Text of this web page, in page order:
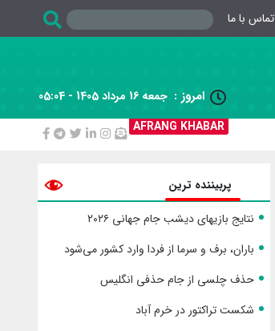
تماس با ما
 امروز : جمعه 16 مرداد 1405 - 05:04
AFRANG KHABAR
پربیننده ترین
نتایج بازیهای دیشب جام جهانی ۲۰۲۶
باران، برف و سرما از فردا وارد کشور می‌شود
حذف چلسی از جام حذفی انگلیس
شکست تراکتور در خرم آباد